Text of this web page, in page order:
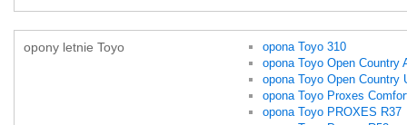
opony letnie Toyo
opona Toyo 310
opona Toyo Open Country
opona Toyo Open Country
opona Toyo Proxes
opona Toyo PROXES R37